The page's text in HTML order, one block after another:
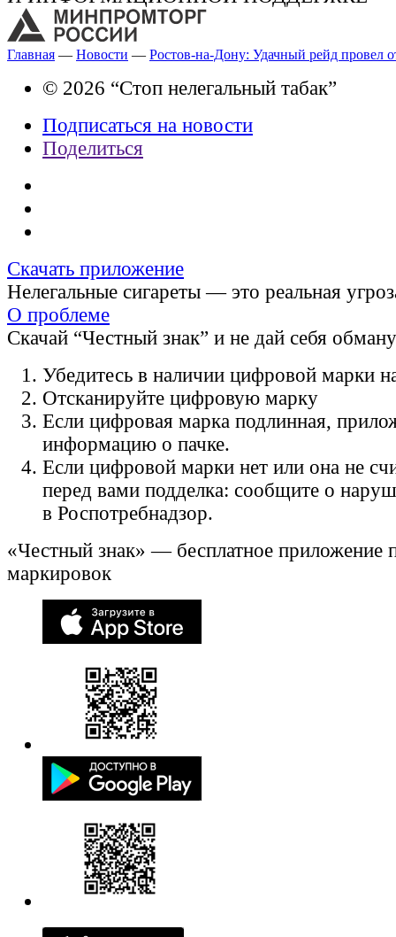
Главная — Новости — Ростов-на-Дону: Удачный рейд провел
© 2026 “Стоп нелегальный табак”
Подписаться на новости
Поделиться
Скачать приложение
Нелегальные сигареты — это реальная
О проблеме
Скачай “Честный знак” и не дай себя
Убедитесь в наличии цифровой марки
Отсканируйте цифровую марку
Если цифровая марка подлинная,
информацию о пачке.
Если цифровой марки нет или она не
перед вами подделка: сообщите о
в Роспотребнадзор.
«Честный знак» — бесплатное приложение
маркировок